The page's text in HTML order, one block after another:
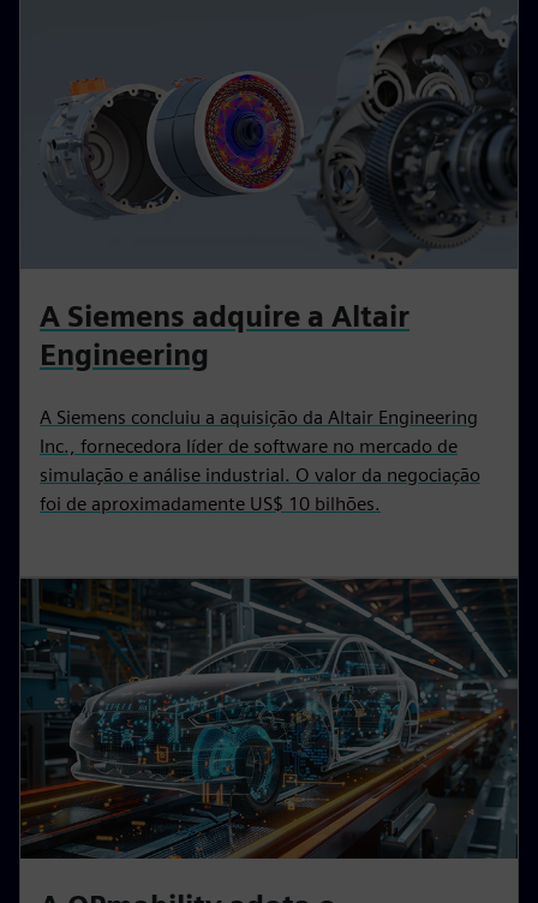
A Siemens adquire a Altair
Engineering
A Siemens concluiu a aquisição da Altair Engineering
Inc., fornecedora líder de software no mercado de
simulação e análise industrial. O valor da negociação
foi de aproximadamente US$ 10 bilhões.